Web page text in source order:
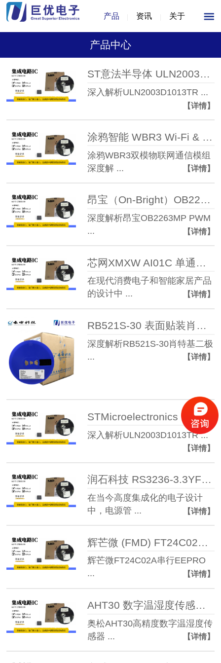
产品 资讯 关于
产品中心
ST意法半导体 ULN2003D1013TR 七路达林顿晶体 ...
深入解析ULN2003D1013TR ...
【详情】
涂鸦智能 WBR3 Wi-Fi & 蓝牙双模物联网通信模组
涂鸦WBR3双模物联网通信模组
深度解 ...
【详情】
昂宝（On-Bright）OB2263MP 电流模式PWM控 ...
深度解析昂宝OB2263MP PWM
...
【详情】
在现代消费电子和智能家居产品
的设计中 ...
【详情】
RB521S-30 表面贴装肖特基势垒二极管 (30V, 2 ...
深度解析RB521S-30肖特基二极
...
【详情】
STMicroelectronics ULN2003D101 ...
深入解析ULN2003D1013TR ...
【详情】
润石科技 RS3236-3.3YF5 500mA低压差线性稳 ...
在当今高度集成化的电子设计
中，电源管 ...
【详情】
辉芒微FT24C02A串行EEPRO
...
【详情】
AHT30 数字温湿度传感器模块
奥松AHT30高精度数字温湿度传
感器 ...
【详情】